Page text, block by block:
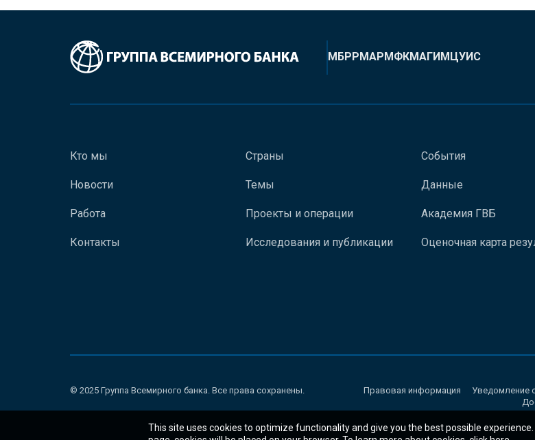
МБРРМАРМФКМАГИМЦУИС
Кто мы
Новости
Работа
Контакты
Страны
Темы
Проекты и операции
Исследования и публикации
События
Данные
Академия ГВБ
Оценочная карта
© 2025 Группа Всемирного банка. Все права сохранены. Правовая информация Уведомление
This site uses cookies to optimize functionality and give you the best possible